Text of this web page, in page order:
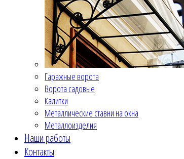
Гаражные ворота
Ворота садовые
Калитки
Металлические ставни на окна
Металлоизделия
Наши работы
Контакты